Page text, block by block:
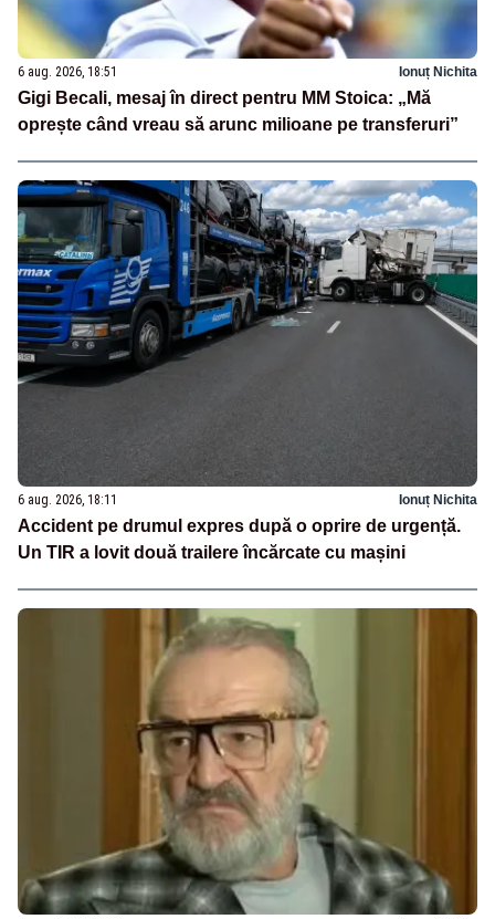
6 aug. 2026, 18:51 Ionuț Nichita
Gigi Becali, mesaj în direct pentru MM Stoica: „Mă
oprește când vreau să arunc milioane pe transferuri”
6 aug. 2026, 18:11 Ionuț Nichita
Accident pe drumul expres după o oprire de urgență.
Un TIR a lovit două trailere încărcate cu mașini